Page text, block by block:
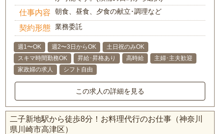
仕事内容 朝食、昼食、夕食の献立･調理など
契約形態 業務委託
週1〜OK 週2〜3日からOK
土日祝のみOK
スキマ時間勤務OK
昇給･昇格あり 高時給
主婦･主夫歓迎
家政婦の求人
シフト自由
この求人の詳細を見る
二子新地駅から徒歩8分！お料理代行のお仕事（神奈川
県川崎市高津区）